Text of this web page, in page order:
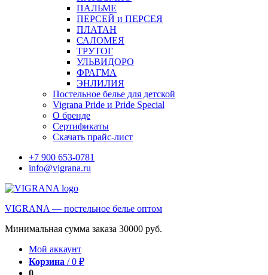
ПАЛЬМЕ
ПЕРСЕЙ и ПЕРСЕЯ
ПЛАТАН
САЛОМЕЯ
ТРУТОГ
УЛЬВИДОРО
ФРАГМА
ЭНЛИЛИЯ
Постельное белье для детской
Vigrana Pride и Pride Special
О бренде
Сертификаты
Скачать прайс-лист
+7 900 653-0781
info@vigrana.ru
VIGRANA — постельное белье оптом
Минимальная сумма заказа 30000 руб.
Мой аккаунт
Корзина /0 ₽
0